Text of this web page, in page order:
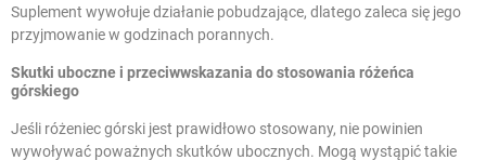
Suplement wywołuje działanie pobudzające, dlatego zaleca się jego
przyjmowanie w godzinach porannych.
Skutki uboczne i przeciwwskazania do stosowania różeńca
górskiego
Jeśli różeniec górski jest prawidłowo stosowany, nie powinien
wywoływać poważnych skutków ubocznych. Mogą wystąpić takie